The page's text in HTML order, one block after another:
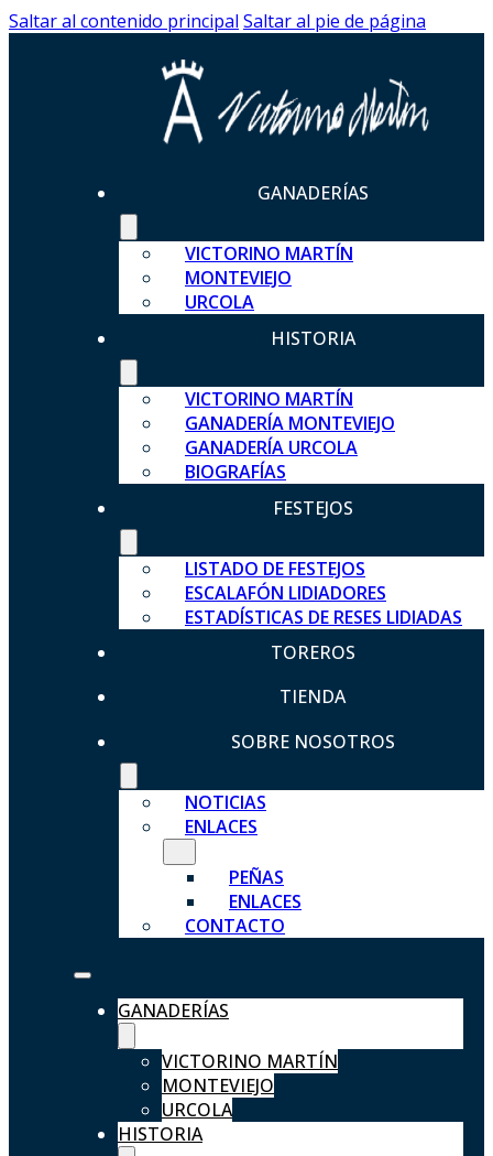
Saltar al contenido principal Saltar al pie de página
GANADERÍAS
VICTORINO MARTÍN
MONTEVIEJO
URCOLA
HISTORIA
VICTORINO MARTÍN
GANADERÍA MONTEVIEJO
GANADERÍA URCOLA
BIOGRAFÍAS
FESTEJOS
LISTADO DE FESTEJOS
ESCALAFÓN LIDIADORES
ESTADÍSTICAS DE RESES LIDIADAS
TOREROS
TIENDA
SOBRE NOSOTROS
NOTICIAS
ENLACES
PEÑAS
ENLACES
CONTACTO
GANADERÍAS
VICTORINO MARTÍN
MONTEVIEJO
URCOLA
HISTORIA